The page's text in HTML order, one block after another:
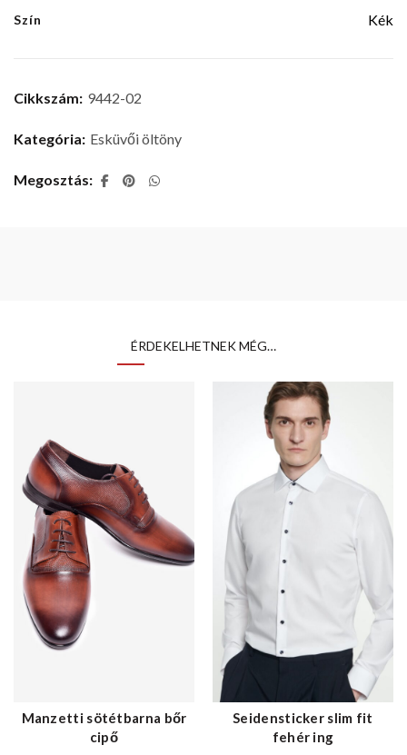
Szín Kék
Cikkszám: 9442-02
Kategória: Esküvői öltöny
Megosztás
ÉRDEKELHETNEK MÉG…
Manzetti sötétbarna bőr
cipő
Seidensticker slim fit
fehér ing